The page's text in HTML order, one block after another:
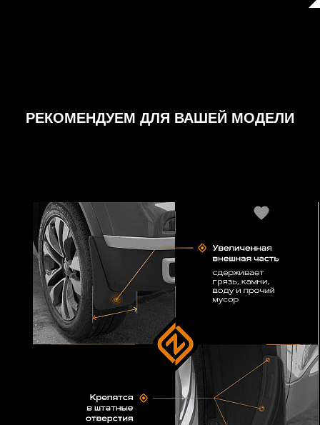
РЕКОМЕНДУЕМ ДЛЯ ВАШЕЙ МОДЕЛИ